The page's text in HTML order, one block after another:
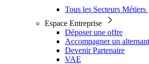
Tous les Secteurs Métiers
Espace Entreprise
Déposer une offre
Accompagner un alternant
Devenir Partenaire
VAE